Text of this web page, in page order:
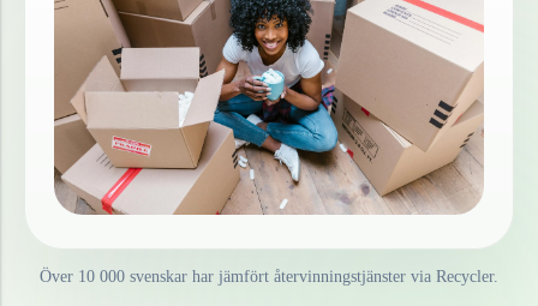
Över 10 000 svenskar har jämfört återvinningstjänster via Recycler.